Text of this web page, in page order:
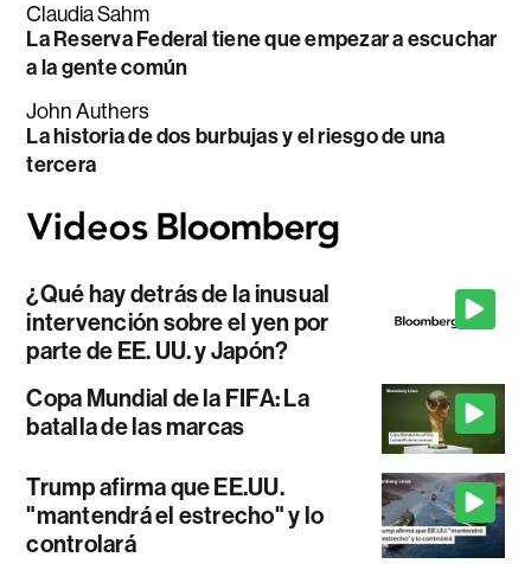
Claudia Sahm
La Reserva Federal tiene que empezar a escuchar
a la gente común
John Authers
La historia de dos burbujas y el riesgo de una
tercera
¿Qué hay detrás de la inusual
intervención sobre el yen por
parte de EE. UU. y Japón?
Copa Mundial de la FIFA: La
batalla de las marcas
Trump afirma que EE.UU.
"mantendrá el estrecho" y lo
controlará